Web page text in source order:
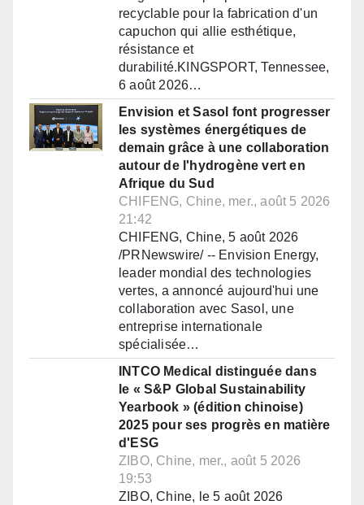
recyclable pour la fabrication d'un
capuchon qui allie esthétique,
résistance et
durabilité.KINGSPORT, Tennessee,
6 août 2026…
Envision et Sasol font progresser
les systèmes énergétiques de
demain grâce à une collaboration
autour de l'hydrogène vert en
Afrique du Sud
CHIFENG, Chine, mer., août 5 2026
21:42
CHIFENG, Chine, 5 août 2026
/PRNewswire/ -- Envision Energy,
leader mondial des technologies
vertes, a annoncé aujourd'hui une
collaboration avec Sasol, une
entreprise internationale
spécialisée…
INTCO Medical distinguée dans
le « S&P Global Sustainability
Yearbook » (édition chinoise)
2025 pour ses progrès en matière
d'ESG
ZIBO, Chine, mer., août 5 2026
19:53
ZIBO, Chine, le 5 août 2026